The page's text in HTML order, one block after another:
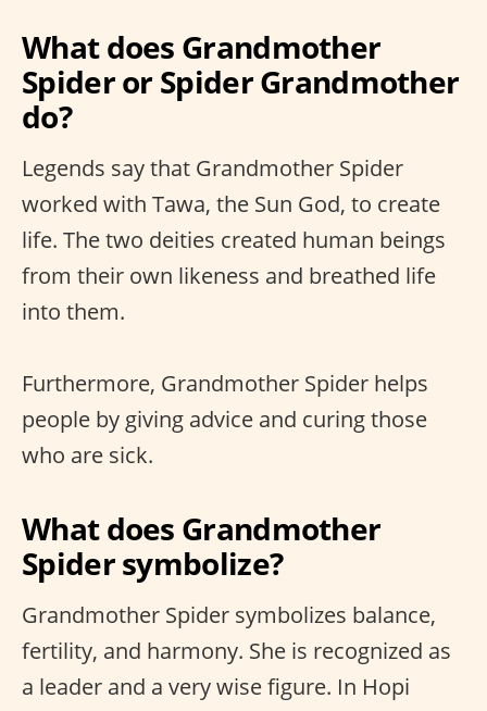
What does Grandmother
Spider or Spider Grandmother
do?
Legends say that Grandmother Spider
worked with Tawa, the Sun God, to create
life. The two deities created human beings
from their own likeness and breathed life
into them.
Furthermore, Grandmother Spider helps
people by giving advice and curing those
who are sick.
What does Grandmother
Spider symbolize?
Grandmother Spider symbolizes balance,
fertility, and harmony. She is recognized as
a leader and a very wise figure. In Hopi